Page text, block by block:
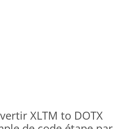
XLTM to DOTX